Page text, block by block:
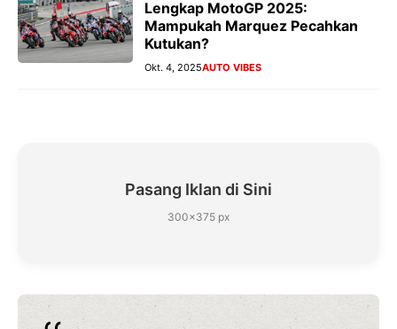
Lengkap MotoGP 2025:
Mampukah Marquez Pecahkan
Kutukan?
Okt. 4, 2025AUTO VIBES
Pasang Iklan di Sini
300×375 px